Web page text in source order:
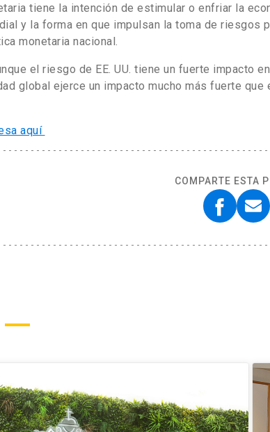
tiene la intención de estimular o enfriar la
y la forma en que impulsan la toma de riesgos
monetaria nacional.
el riesgo de EE. UU. tiene un fuerte impacto
global ejerce un impacto mucho más fuerte que
aquí
COMPARTE ESTA